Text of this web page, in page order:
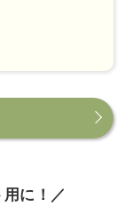
に！／